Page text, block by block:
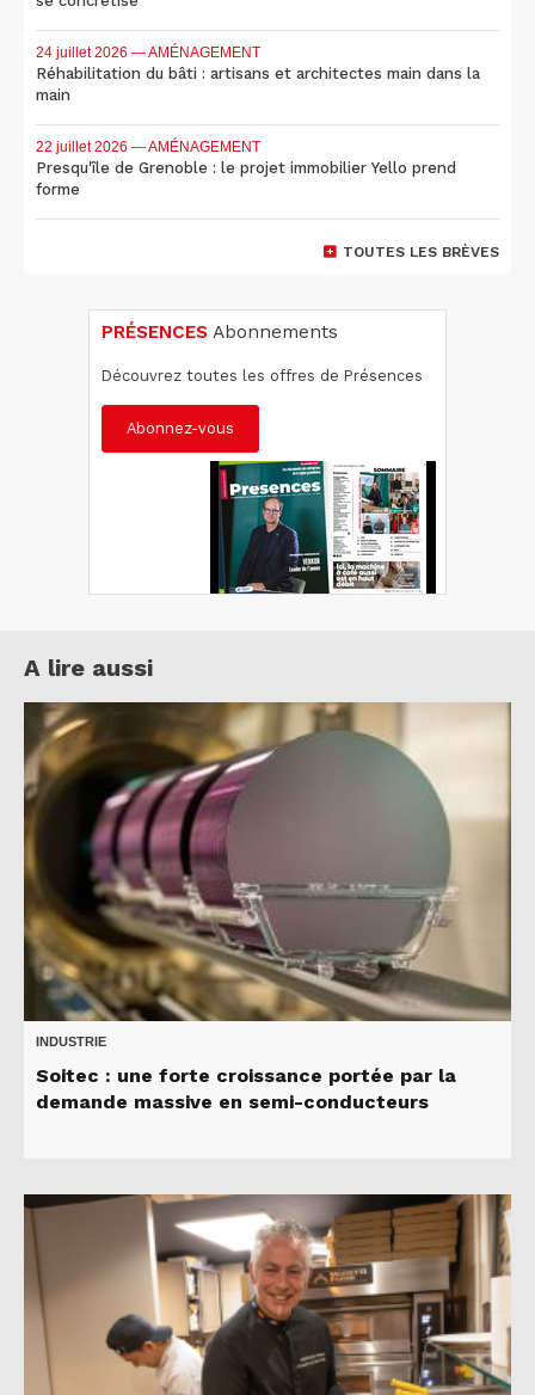
24 juillet 2026 — AMÉNAGEMENT
Réhabilitation du bâti : artisans et architectes main dans la
main
22 juillet 2026 — AMÉNAGEMENT
Presqu'île de Grenoble : le projet immobilier Yello prend
forme
TOUTES LES BRÈVES
PRÉSENCES Abonnements
Découvrez toutes les offres de Présences
Abonnez-vous
A lire aussi
INDUSTRIE
Soitec : une forte croissance portée par la
demande massive en semi-conducteurs